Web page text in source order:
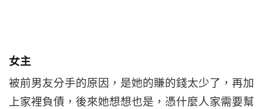
女主
被前男友分手的原因，是她的賺的錢太少了，再加
上家裡負債，後來她想想也是，憑什麼人家需要幫